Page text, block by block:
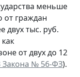
меньше
от граждан
двух тыс. руб.
от двух до 12
Закона № 56-ФЗ).